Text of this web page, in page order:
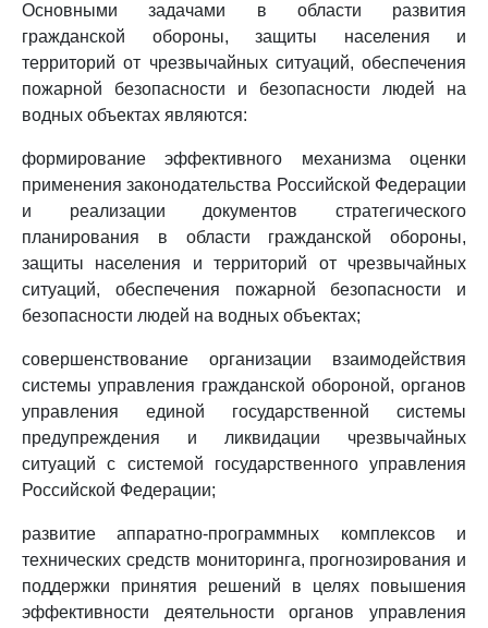
Основными задачами в области развития
гражданской обороны, защиты населения и
территорий от чрезвычайных ситуаций, обеспечения
пожарной безопасности и безопасности людей на
водных объектах являются:
формирование эффективного механизма оценки
применения законодательства Российской Федерации
и реализации документов стратегического
планирования в области гражданской обороны,
защиты населения и территорий от чрезвычайных
ситуаций, обеспечения пожарной безопасности и
безопасности людей на водных объектах;
совершенствование организации взаимодействия
системы управления гражданской обороной, органов
управления единой государственной системы
предупреждения и ликвидации чрезвычайных
ситуаций с системой государственного управления
Российской Федерации;
развитие аппаратно-программных комплексов и
технических средств мониторинга, прогнозирования и
поддержки принятия решений в целях повышения
эффективности деятельности органов управления